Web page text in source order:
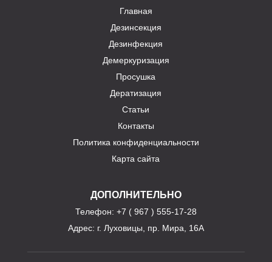
Главная
Дезинсекция
Дезинфекция
Демеркуризация
Просушка
Дератизация
Статьи
Контакты
Политика конфиденциальности
Карта сайта
ДОПОЛНИТЕЛЬНО
Телефон: +7 ( 967 ) 555-17-28
Адрес: г. Луховицы, пр. Мира, 16А